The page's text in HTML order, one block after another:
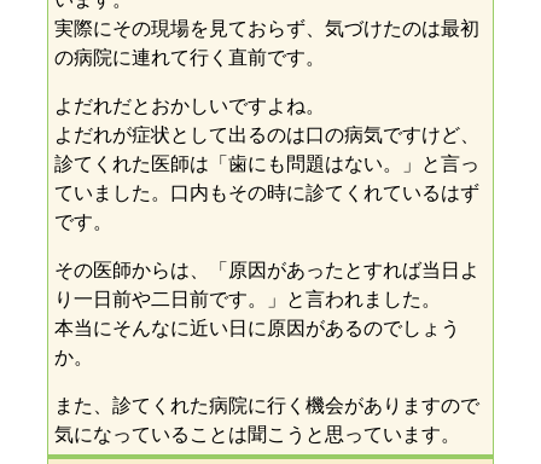
実際にその現場を見ておらず、気づけたのは最初
の病院に連れて行く直前です。
よだれだとおかしいですよね。
よだれが症状として出るのは口の病気ですけど、
診てくれた医師は「歯にも問題はない。」と言っ
ていました。口内もその時に診てくれているはず
です。
その医師からは、「原因があったとすれば当日よ
り一日前や二日前です。」と言われました。
本当にそんなに近い日に原因があるのでしょう
か。
また、診てくれた病院に行く機会がありますので
気になっていることは聞こうと思っています。